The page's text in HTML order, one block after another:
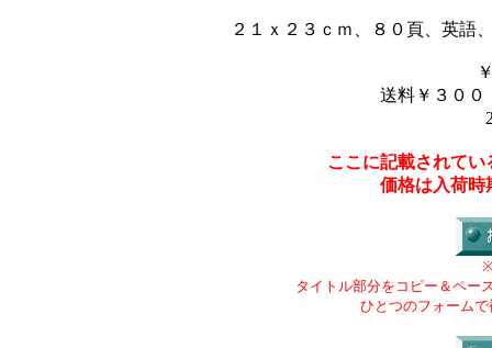
２１ｘ２３ｃｍ、８０頁、英語
送料￥３００
ここに記載されて
価格は入荷時
タイトル部分をコピー＆ペー
ひとつのフォーム